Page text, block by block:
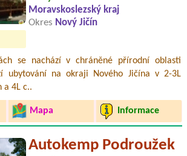
Moravskoslezský kraj
Okres Nový Jičín
se nachází v chráněné přírodní oblasti
ubytování na okraji Nového Jičína v 2-3L
a 4L c..
Mapa Informace
Autokemp Podroužek